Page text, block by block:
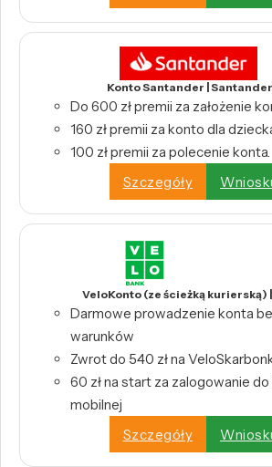
Konto Santander |
Do 600 zł premii za założenie
160 zł premii za konto dla
100 zł premii za polecenie konta.
Szczegóły
VeloKonto (ze ścieżką kurierską)
Darmowe prowadzenie konta
warunków
Zwrot do 540 zł na
60 zł na start za zalogowanie
mobilnej
Szczegóły